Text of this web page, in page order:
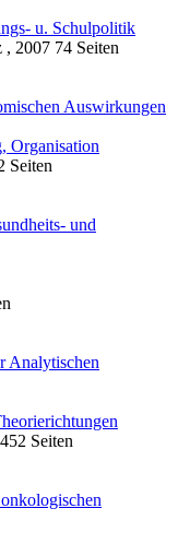
u. Schulpolitik
, 2007 74 Seiten
Auswirkungen
Organisation
Seiten
und
Analytischen
Seiten